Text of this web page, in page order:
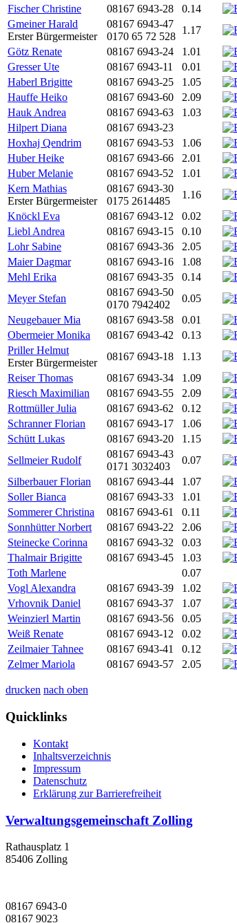
Fischer Christine
08167 6943-28 0.14
Gmeiner Harald
Erster Bürgermeister
08167 6943-47
0170 65 72 528
1.17
Götz Renate
08167 6943-24 1.01
Gresser Ute
08167 6943-11 0.01
Haberl Brigitte
08167 6943-25 1.05
Hauffe Heiko
08167 6943-60 2.09
Hauk Andrea
08167 6943-63 1.03
Hilpert Diana
08167 6943-23
Hoxhaj Qendrim
08167 6943-53 1.06
Huber Heike
08167 6943-66 2.01
Huber Melanie
08167 6943-52 1.01
Kern Mathias
Erster Bürgermeister
08167 6943-30
0175 2614485
1.16
Knöckl Eva
08167 6943-12 0.02
Liebl Andrea
08167 6943-15 0.10
Lohr Sabine
08167 6943-36 2.05
Maier Dagmar
08167 6943-16 1.08
Mehl Erika
08167 6943-35 0.14
Meyer Stefan
08167 6943-50
0170 7942402
0.05
Neugebauer Mia
08167 6943-58 0.01
Obermeier Monika
08167 6943-42 0.13
Priller Helmut
Erster Bürgermeister
08167 6943-18 1.13
Reiser Thomas
08167 6943-34 1.09
Riesch Maximilian
08167 6943-55 2.09
Rottmüller Julia
08167 6943-62 0.12
Schranner Florian
08167 6943-17 1.06
Schütt Lukas
08167 6943-20 1.15
Sellmeier Rudolf
08167 6943-43
0171 3032403
0.07
Silberbauer Florian
08167 6943-44 1.07
Soller Bianca
08167 6943-33 1.01
Sommerer Christina
08167 6943-61 0.11
Sonnhütter Norbert
08167 6943-22 2.06
Steinecke Corinna
08167 6943-32 0.03
Thalmair Brigitte
08167 6943-45 1.03
Toth Marlene
0.07
Vogl Alexandra
08167 6943-39 1.02
Vrhovnik Daniel
08167 6943-37 1.07
Weinzierl Martin
08167 6943-56 0.05
Weiß Renate
08167 6943-12 0.02
Zeilmaier Tahnee
08167 6943-41 0.12
Zelmer Mariola
08167 6943-57 2.05
drucken nach oben
Quicklinks
Kontakt
Inhaltsverzeichnis
Impressum
Datenschutz
Erklärung zur Barrierefreiheit
Verwaltungsgemeinschaft Zolling
Rathausplatz 1
85406 Zolling
08167 6943-0
08167 9023